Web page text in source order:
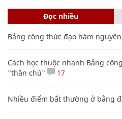
Đọc nhiều
Bảng công thức đạo hàm
Cách học thuộc nhanh Bảng
"thần chú"
17
Nhiều điểm bất thường ở bằng